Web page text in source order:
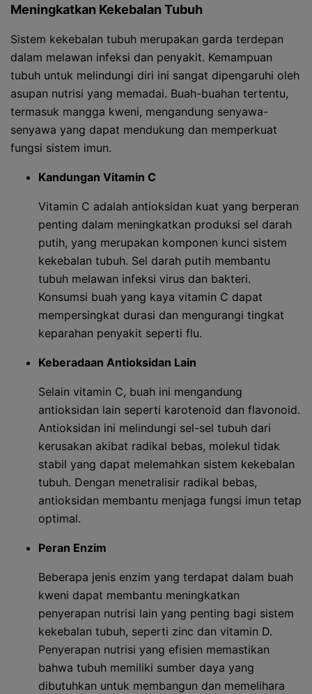
Meningkatkan Kekebalan Tubuh
Sistem kekebalan tubuh merupakan garda terdepan
dalam melawan infeksi dan penyakit. Kemampuan
tubuh untuk melindungi diri ini sangat dipengaruhi oleh
asupan nutrisi yang memadai. Buah-buahan tertentu,
termasuk mangga kweni, mengandung senyawa-
senyawa yang dapat mendukung dan memperkuat
fungsi sistem imun.
Kandungan Vitamin C
Vitamin C adalah antioksidan kuat yang berperan
penting dalam meningkatkan produksi sel darah
putih, yang merupakan komponen kunci sistem
kekebalan tubuh. Sel darah putih membantu
tubuh melawan infeksi virus dan bakteri.
Konsumsi buah yang kaya vitamin C dapat
mempersingkat durasi dan mengurangi tingkat
keparahan penyakit seperti flu.
Keberadaan Antioksidan Lain
Selain vitamin C, buah ini mengandung
antioksidan lain seperti karotenoid dan flavonoid.
Antioksidan ini melindungi sel-sel tubuh dari
kerusakan akibat radikal bebas, molekul tidak
stabil yang dapat melemahkan sistem kekebalan
tubuh. Dengan menetralisir radikal bebas,
antioksidan membantu menjaga fungsi imun tetap
optimal.
Peran Enzim
Beberapa jenis enzim yang terdapat dalam buah
kweni dapat membantu meningkatkan
penyerapan nutrisi lain yang penting bagi sistem
kekebalan tubuh, seperti zinc dan vitamin D.
Penyerapan nutrisi yang efisien memastikan
bahwa tubuh memiliki sumber daya yang
dibutuhkan untuk membangun dan memelihara